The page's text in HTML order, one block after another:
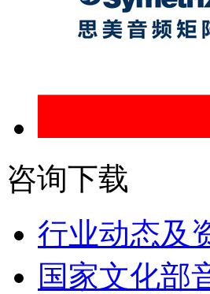
咨询下载
行业动态及
国家文化部